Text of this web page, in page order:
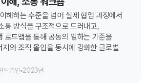
해하는 수준을 넘어 실제 협업 과정에서
통 방식을 구조적으로 드러내고,
로드맵을 통해 공동의 일하는 기준을
와 조직 몰입을 동시에 강화한 글로벌
드법인 2023년